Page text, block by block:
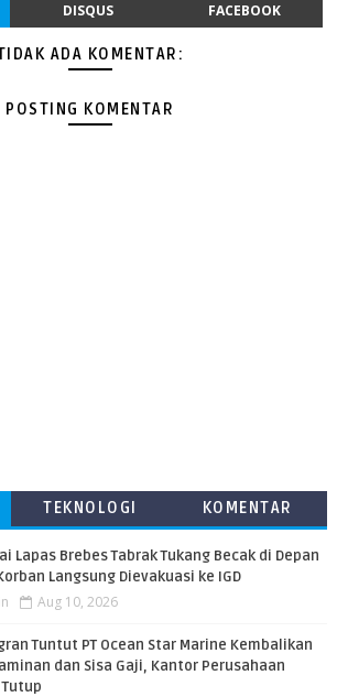
DISQUS FACEBOOK
ADA KOMENTAR:
POSTING KOMENTAR
TEKNOLOGI
KOMENTAR
Lapas Brebes Tabrak Tukang Becak di Depan
Langsung Dievakuasi ke IGD
Aug 10, 2026
Tuntut PT Ocean Star Marine Kembalikan
dan Sisa Gaji, Kantor Perusahaan